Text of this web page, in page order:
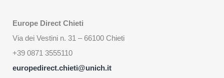
Europe Direct Chieti
Via dei Vestini n. 31 – 66100 Chieti
+39 0871 3555110
europedirect.chieti@unich.it